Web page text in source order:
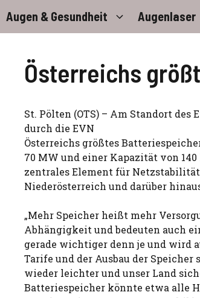
Inhalt
springen
Augen & Gesundheit Augenlaser
Österreichs
St. Pölten (OTS) – Am Standort
durch die EVN
Österreichs größtes
70 MW und einer Kapazität von
zentrales Element für
Niederösterreich und darüber
„Mehr Speicher heißt mehr
Abhängigkeit und bedeuten auch
gerade wichtiger denn je und wird
Tarife und der Ausbau der Speicher
wieder leichter und unser Land
Batteriespeicher könnte etwa alle